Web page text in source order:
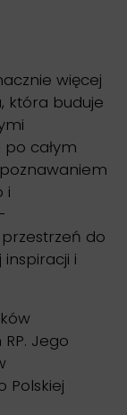
więcej
która buduje
całym
i
do
i
Jego
Polskiej